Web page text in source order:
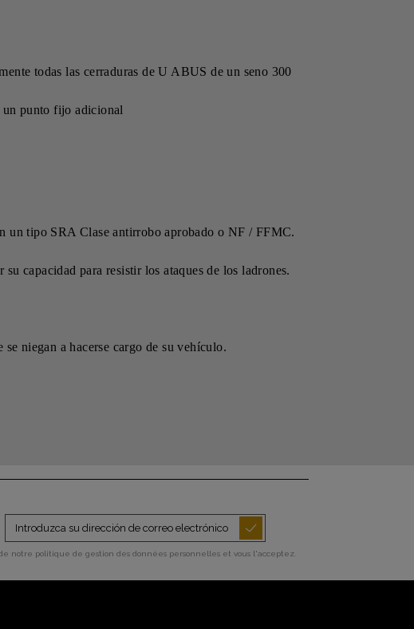
todas las cerraduras de U ABUS de un seno 300
un punto fijo adicional
un tipo SRA Clase antirrobo aprobado o NF / FFMC.
capacidad para resistir los ataques de los ladrones.
niegan a hacerse cargo de su vehículo.
notre politique de gestion des données personnelles et vous l'acceptez.